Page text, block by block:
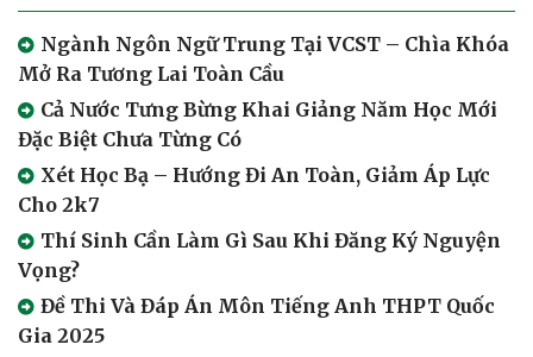
Ngành Ngôn Ngữ Trung Tại VCST – Chìa Khóa
Mở Ra Tương Lai Toàn Cầu
Cả Nước Tưng Bừng Khai Giảng Năm Học Mới
Đặc Biệt Chưa Từng Có
Xét Học Bạ – Hướng Đi An Toàn, Giảm Áp Lực
Cho 2k7
Thí Sinh Cần Làm Gì Sau Khi Đăng Ký Nguyện
Vọng?
Đề Thi Và Đáp Án Môn Tiếng Anh THPT Quốc
Gia 2025